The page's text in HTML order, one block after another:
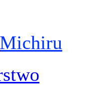
Michiru